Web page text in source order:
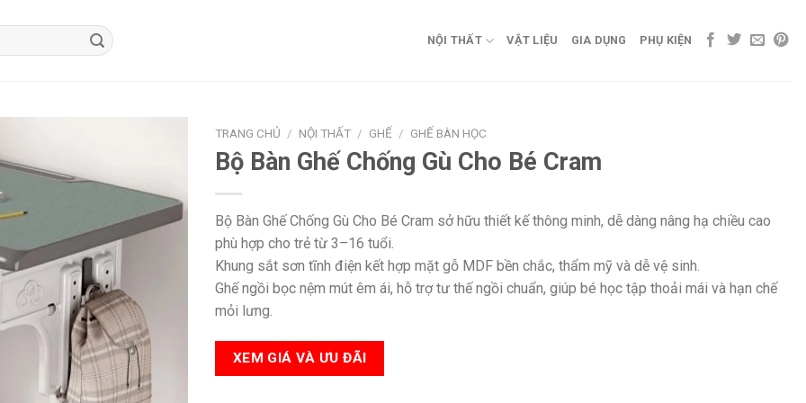
NỘI THẤT VẬT LIỆU GIA DỤNG PHỤ KIỆN
TRANG CHỦ / NỘI THẤT / GHẾ / GHẾ BÀN HỌC
Bộ Bàn Ghế Chống Gù Cho Bé Cram
Bộ Bàn Ghế Chống Gù Cho Bé Cram sở hữu thiết kế thông minh, dễ dàng nâng hạ chiều cao
phù hợp cho trẻ từ 3–16 tuổi.
Khung sắt sơn tĩnh điện kết hợp mặt gỗ MDF bền chắc, thẩm mỹ và dễ vệ sinh.
Ghế ngồi bọc nệm mút êm ái, hỗ trợ tư thế ngồi chuẩn, giúp bé học tập thoải mái và hạn chế
mỏi lưng.
XEM GIÁ VÀ ƯU ĐÃI